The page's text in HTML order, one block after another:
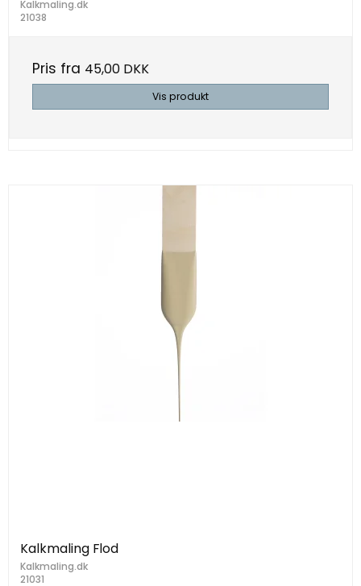
Kalkmaling.dk
21038
Pris fra 45,00 DKK
Vis produkt
Kalkmaling Flod
Kalkmaling.dk
21031